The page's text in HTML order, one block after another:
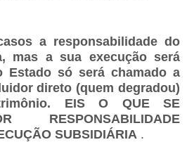
a responsabilidade do
mas a sua execução será
Estado só será chamado a
direto (quem degradou)
EIS O QUE SE
RESPONSABILIDADE
SUBSIDIÁRIA .